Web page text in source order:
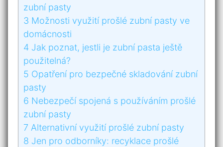
zubní ⁣pasty
3 Možnosti‌ využití prošlé zubní pasty ⁢ve
⁤domácnosti
4 Jak poznat, jestli je zubní pasta ještě⁢
použitelná?
5 Opatření pro bezpečné skladování zubní⁢
pasty
6 Nebezpečí spojená s používáním ⁣prošlé
zubní pasty
7 Alternativní využití prošlé zubní pasty
8 Jen pro odborníky: ⁣recyklace ⁤prošlé